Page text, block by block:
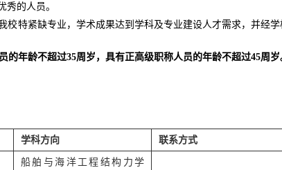
秀的人员。
特紧缺专业，学术成果达到学科及专业建设人才需求，并经学
年龄不超过35周岁，具有正高级职称人员的年龄不超过45周岁
学科方向 联系方式
船舶与海洋工程结构力学